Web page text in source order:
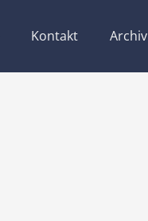
Kontakt Archiv